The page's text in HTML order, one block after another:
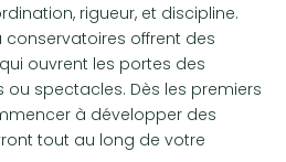
rigueur, et discipline.
conservatoires offrent des
ouvrent les portes des
spectacles. Dès les premiers
à développer des
tout au long de votre